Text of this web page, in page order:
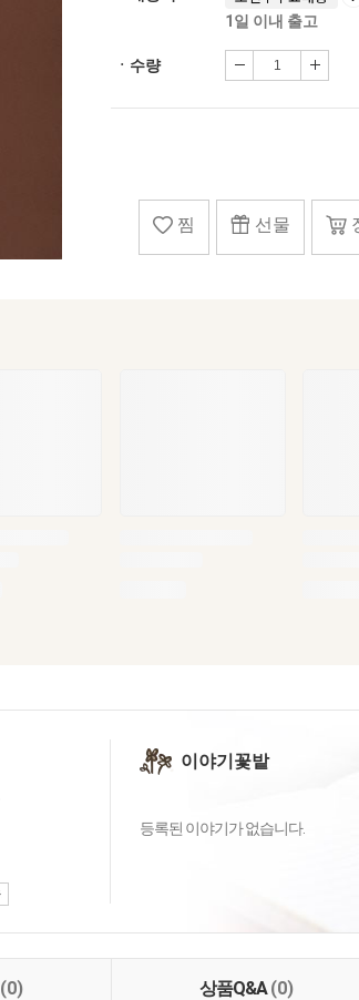
1일 이내 출고
ㆍ수량
찜 선물
이야기꽃밭
등록된 이야기가 없습니다.
(0) 상품Q&A(0)